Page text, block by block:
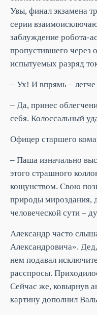
Увы, финал экзамена
серии
заблуждение робота-
пропустившего через
испытуемых разряд
– Ух! И впрямь –
– Да, принес
себя. Колоссальный
Офицер старшего
– Паша изначально
этого страшного
кощунством. Свою
природы мироздания,
человеческой сути –
Александр часто
Александровича».
нем подавал
расспросы.
Сейчас же, ковырнув
картину дополнил